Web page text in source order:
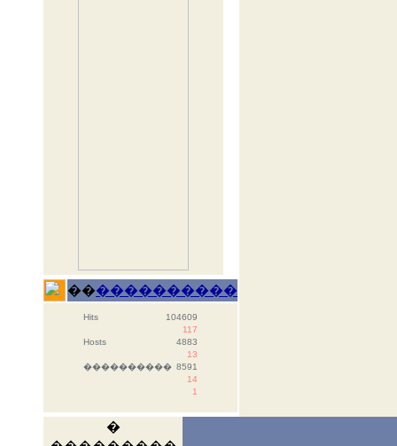
������������
Hits
104609
117
Hosts
4883
13
���������� 8591
14
1
�